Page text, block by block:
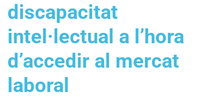
discapacitat
intel·lectual a l’hora
d’accedir al mercat
laboral